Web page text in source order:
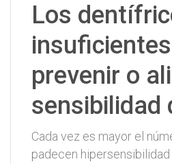
Los
prevenir o
sensibilidad
Cada vez es mayor el
padecen